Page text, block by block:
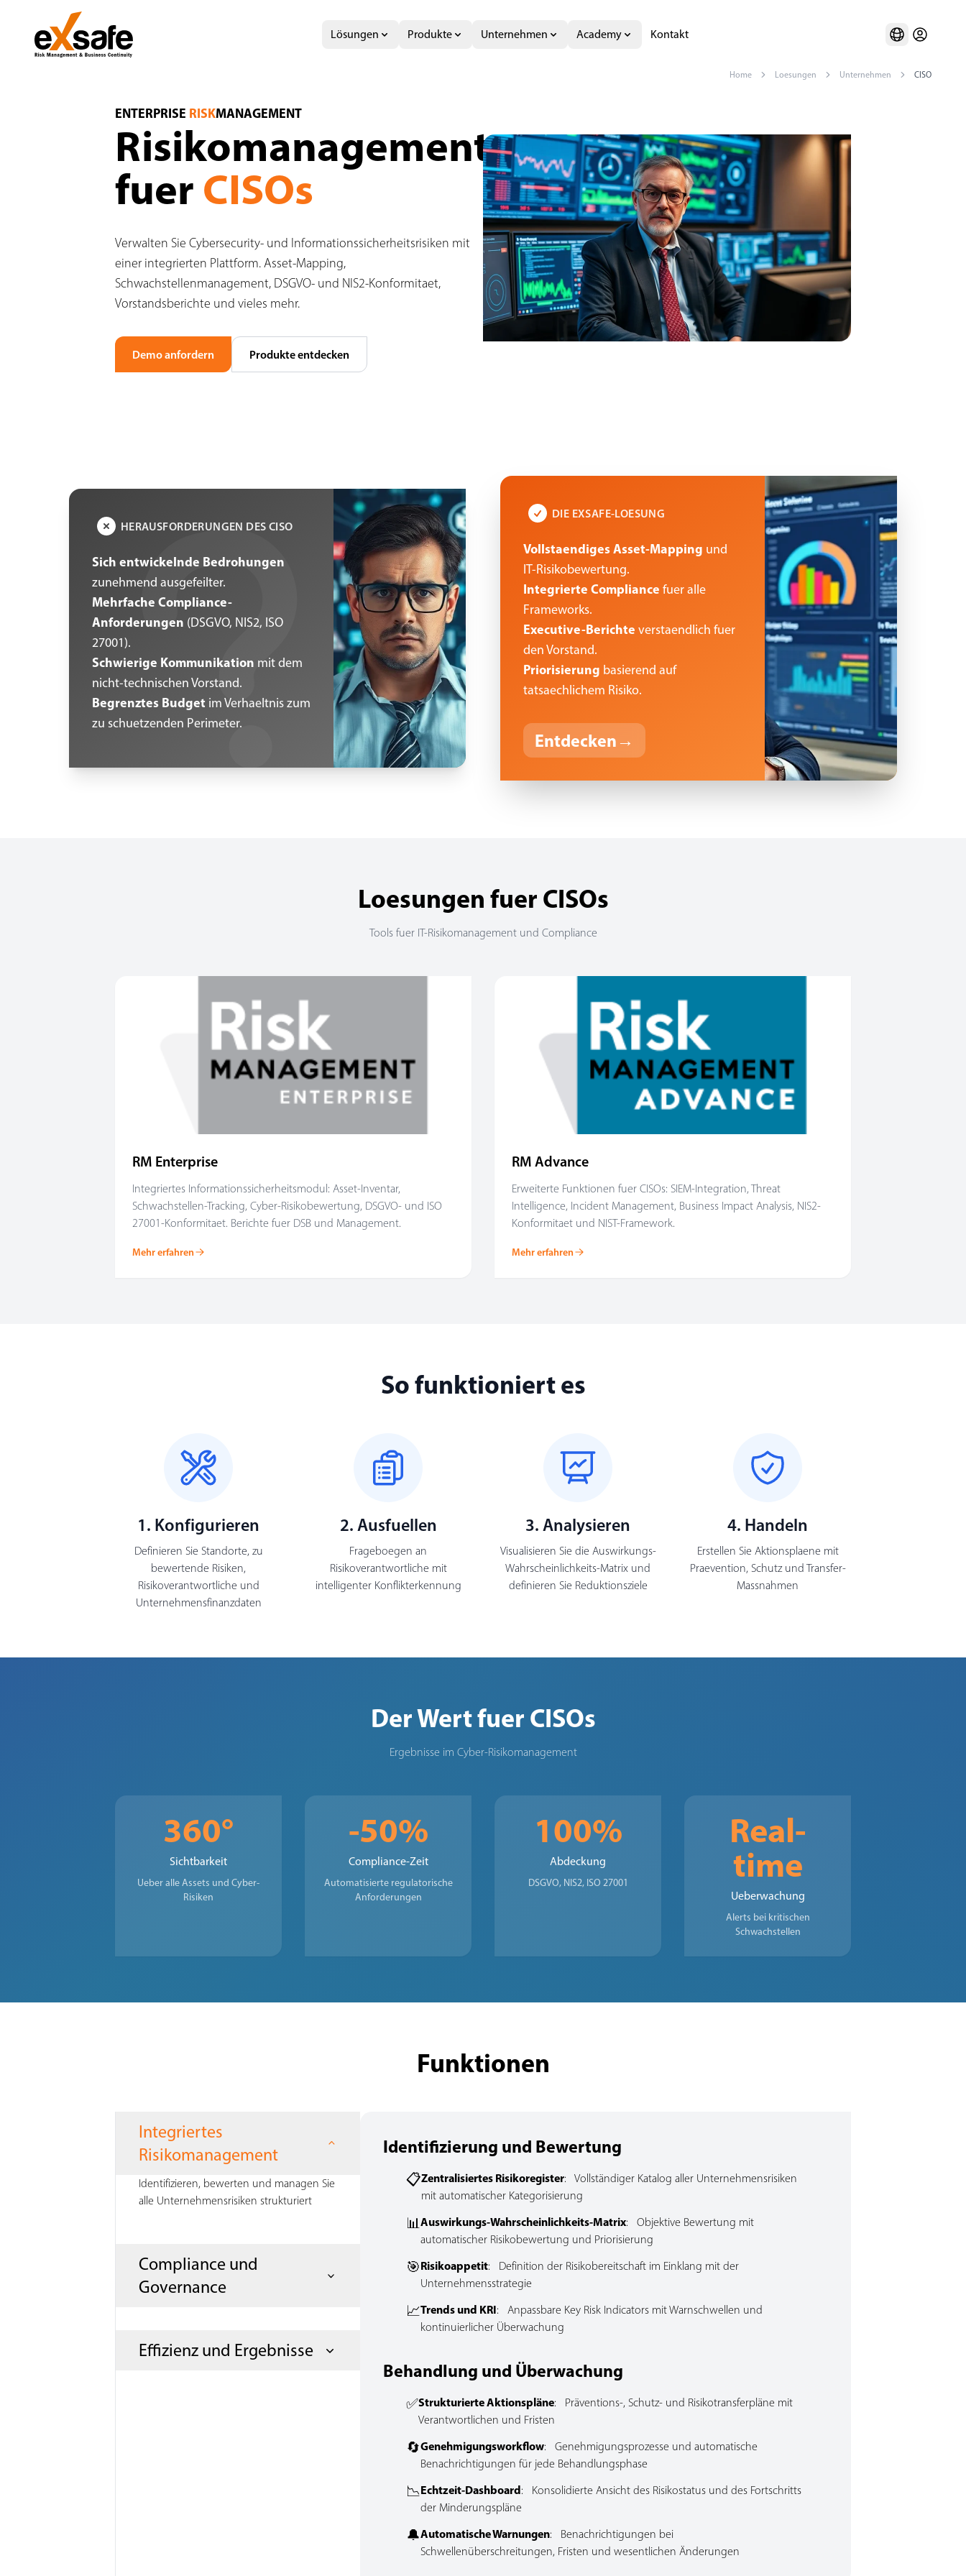
Lösungen Produkte Unternehmen Academy Kontakt
Home Loesungen Unternehmen CISO
Risk Management für CISO — Information Security Exsafe
ENTERPRISE RISKMANAGEMENT
Risikomanagement
fuer CISOs
Verwalten Sie Cybersecurity- und Informationssicherheitsrisiken mit
einer integrierten Plattform. Asset-Mapping,
Schwachstellenmanagement, DSGVO- und NIS2-Konformitaet,
Vorstandsberichte und vieles mehr.
Demo anfordern Produkte entdecken
HERAUSFORDERUNGEN DES CISO
Sich entwickelnde Bedrohungen
zunehmend ausgefeilter.
Mehrfache Compliance-
Anforderungen (DSGVO, NIS2, ISO
27001).
Schwierige Kommunikation mit dem
nicht-technischen Vorstand.
Begrenztes Budget im Verhaeltnis zum
zu schuetzenden Perimeter.
DIE EXSAFE-LOESUNG
Vollstaendiges Asset-Mapping und
IT-Risikobewertung.
Integrierte Compliance fuer alle
Frameworks.
Executive-Berichte verstaendlich fuer
den Vorstand.
Priorisierung basierend auf
tatsaechlichem Risiko.
Entdecken →
Loesungen fuer CISOs
Tools fuer IT-Risikomanagement und Compliance
RM Enterprise
Integriertes Informationssicherheitsmodul: Asset-Inventar,
Schwachstellen-Tracking, Cyber-Risikobewertung, DSGVO- und ISO
27001-Konformitaet. Berichte fuer DSB und Management.
Mehr erfahren
RM Advance
Erweiterte Funktionen fuer CISOs: SIEM-Integration, Threat
Intelligence, Incident Management, Business Impact Analysis, NIS2-
Konformitaet und NIST-Framework.
Mehr erfahren
So funktioniert es
1. Konfigurieren
Definieren Sie Standorte, zu
bewertende Risiken,
Risikoverantwortliche und
Unternehmensfinanzdaten
2. Ausfuellen
Frageboegen an
Risikoverantwortliche mit
intelligenter Konflikterkennung
3. Analysieren
Visualisieren Sie die Auswirkungs-
Wahrscheinlichkeits-Matrix und
definieren Sie Reduktionsziele
4. Handeln
Erstellen Sie Aktionsplaene mit
Praevention, Schutz und Transfer-
Massnahmen
Der Wert fuer CISOs
Ergebnisse im Cyber-Risikomanagement
360°
Sichtbarkeit
Ueber alle Assets und Cyber-
Risiken
-50%
Compliance-Zeit
Automatisierte regulatorische
Anforderungen
100%
Abdeckung
DSGVO, NIS2, ISO 27001
Real-
time
Ueberwachung
Alerts bei kritischen
Schwachstellen
Funktionen
Integriertes
Risikomanagement
Identifizieren, bewerten und managen Sie
alle Unternehmensrisiken strukturiert
Compliance und
Governance
Effizienz und Ergebnisse
Identifizierung und Bewertung
📋Zentralisiertes Risikoregister: Vollständiger Katalog aller Unternehmensrisiken
mit automatischer Kategorisierung
📊Auswirkungs-Wahrscheinlichkeits-Matrix: Objektive Bewertung mit
automatischer Risikobewertung und Priorisierung
🎯Risikoappetit: Definition der Risikobereitschaft im Einklang mit der
Unternehmensstrategie
📈Trends und KRI: Anpassbare Key Risk Indicators mit Warnschwellen und
kontinuierlicher Überwachung
Behandlung und Überwachung
✅Strukturierte Aktionspläne: Präventions-, Schutz- und Risikotransferpläne mit
Verantwortlichen und Fristen
🔄Genehmigungsworkflow: Genehmigungsprozesse und automatische
Benachrichtigungen für jede Behandlungsphase
📉Echtzeit-Dashboard: Konsolidierte Ansicht des Risikostatus und des Fortschritts
der Minderungspläne
🔔Automatische Warnungen: Benachrichtigungen bei
Schwellenüberschreitungen, Fristen und wesentlichen Änderungen